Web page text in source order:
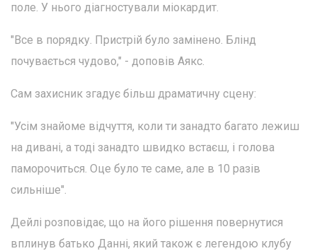
поле. У нього діагностували міокардит.
"Все в порядку. Пристрій було замінено. Блінд
почувається чудово," - доповів Аякс.
Сам захисник згадує більш драматичну сцену:
"Усім знайоме відчуття, коли ти занадто багато лежиш
на дивані, а тоді занадто швидко встаєш, і голова
паморочиться. Оце було те саме, але в 10 разів
сильніше".
Дейлі розповідає, що на його рішення повернутися
вплинув батько Данні, який також є легендою клубу